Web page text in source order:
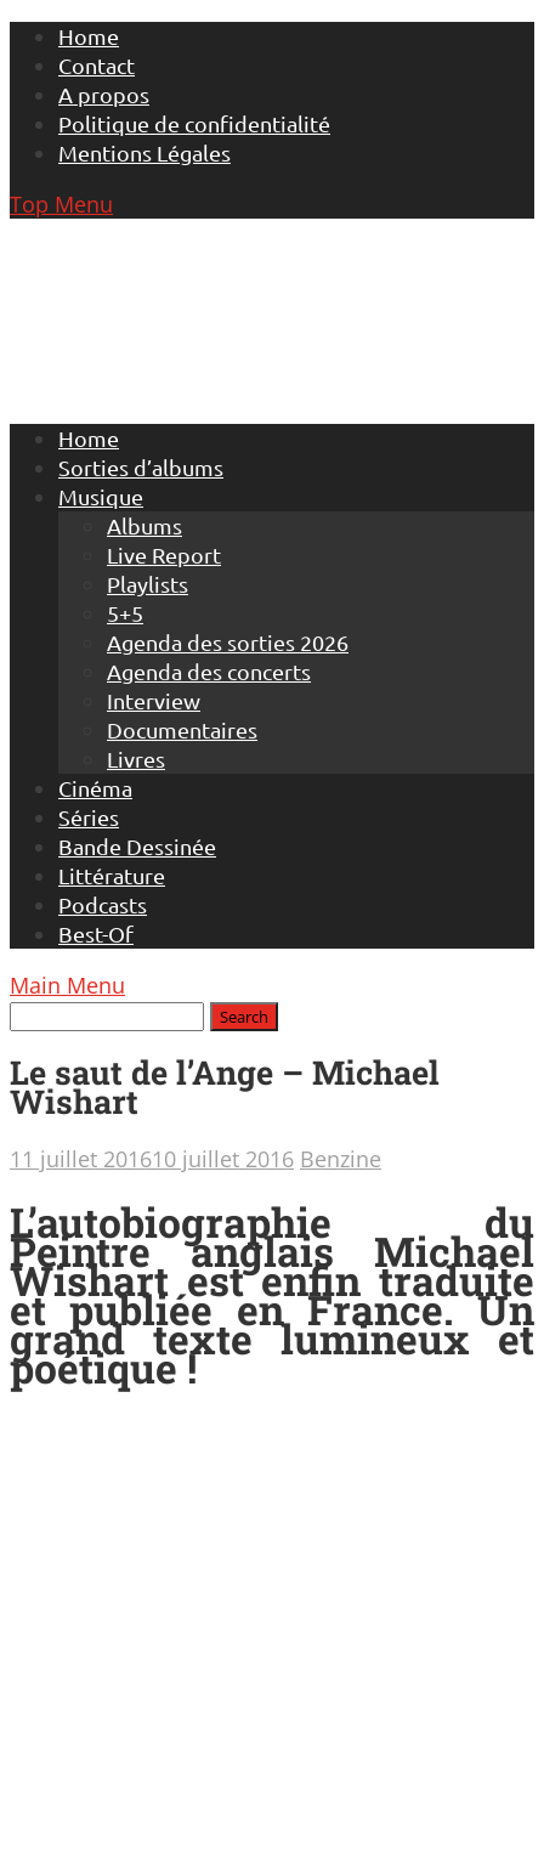
Skip
content
Home
Contact
A propos
Politique de confidentialité
Mentions Légales
Top Menu
Home
Sorties d’albums
Musique
Albums
Live Report
Playlists
5+5
Agenda des sorties 2026
Agenda des concerts
Interview
Documentaires
Livres
Cinéma
Séries
Bande Dessinée
Littérature
Podcasts
Best-Of
Main Menu
Le saut de l’Ange – Michael
Wishart
11 juillet 201610 juillet 2016 Benzine
L’autobiographie du
Peintre anglais Michael
Wishart est enfin traduite
et publiée en France. Un
grand texte lumineux et
poétique !